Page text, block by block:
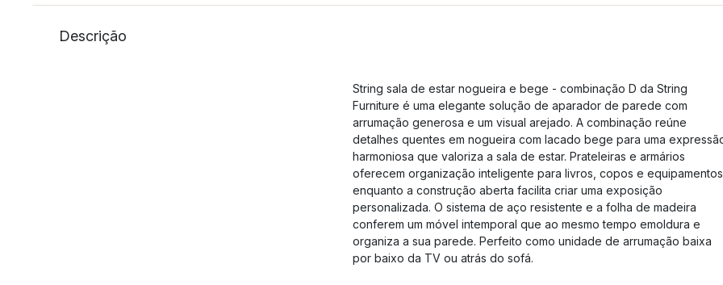
Descrição
String sala de estar nogueira e bege - combinação D da String
Furniture é uma elegante solução de aparador de parede com
arrumação generosa e um visual arejado. A combinação reúne
detalhes quentes em nogueira com lacado bege para uma
harmoniosa que valoriza a sala de estar. Prateleiras e armários
oferecem organização inteligente para livros, copos e
enquanto a construção aberta facilita criar uma exposição
personalizada. O sistema de aço resistente e a folha de madeira
conferem um móvel intemporal que ao mesmo tempo emoldura e
organiza a sua parede. Perfeito como unidade de arrumação baixa
por baixo da TV ou atrás do sofá.